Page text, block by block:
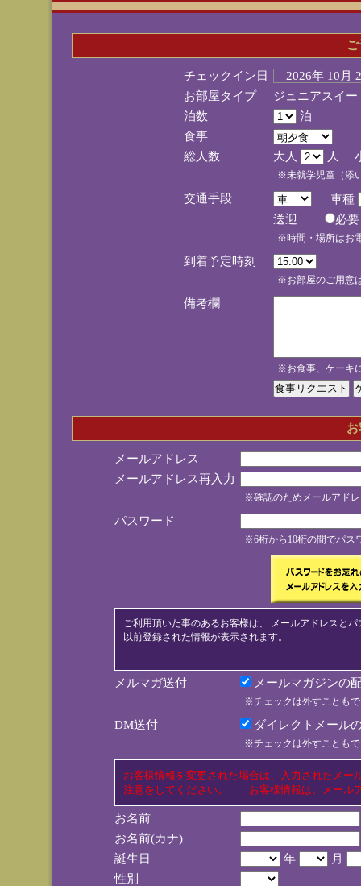
チェックイン日
2026年 10
お部屋タイプ
ジュニアスイ
泊数
泊
食事
総人数
大人 人
※未就学児童（添
交通手段
車種
送迎
※時間・場所はお
到着予定時刻
※お部屋のご用意
備考欄
※お食事、ケーキ
メールアドレス
メールアドレス再入力
※確認のためメールアド
パスワード
※6桁から10桁の間でパス
ご利用頂いた事のあるお客様は、 メールアドレスと
以前登録された情報が表示されます。
メルマガ送付 メールマガジンの
※チェックは外すことも
DM送付 ダイレクトメール
※チェックは外すことも
お客様情報を変更された場合は、入力されたメ
注意をしてください。 お客様情報は、メール
お名前
お名前(カナ)
誕生日
年
月
性別